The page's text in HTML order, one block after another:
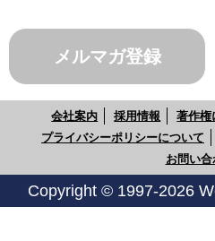
メルマガ登録
会社案内 採用情報 著作権
プライバシーポリシーについて
お問い合
Copyright © 1997-2026